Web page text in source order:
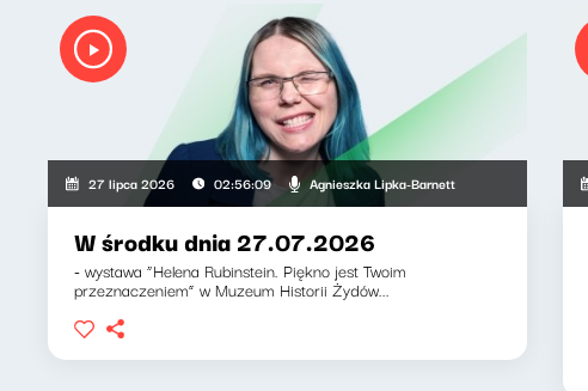
27 lipca 2026 02:56:09 Agnieszka Lipka-Barnett
W środku dnia 27.07.2026
- wystawa “Helena Rubinstein. Piękno jest Twoim
przeznaczeniem” w Muzeum Historii Żydów...